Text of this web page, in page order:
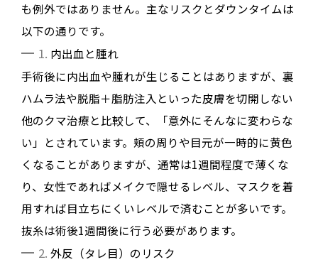
も例外ではありません。主なリスクとダウンタイムは
以下の通りです。
1. 内出血と腫れ
手術後に内出血や腫れが生じることはありますが、裏
ハムラ法や脱脂＋脂肪注入といった皮膚を切開しない
他のクマ治療と比較して、「意外にそんなに変わらな
い」とされています。頬の周りや目元が一時的に黄色
くなることがありますが、通常は1週間程度で薄くな
り、女性であればメイクで隠せるレベル、マスクを着
用すれば目立ちにくいレベルで済むことが多いです。
抜糸は術後1週間後に行う必要があります。
2. 外反（タレ目）のリスク